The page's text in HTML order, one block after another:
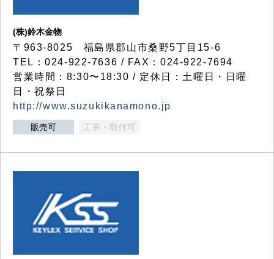
(株)鈴木金物
〒963-8025 福島県郡山市桑野5丁目15-6
TEL：024-922-7636 / FAX：024-922-7694
営業時間：8:30〜18:30 / 定休日：土曜日・日曜
日・祝祭日
http://www.suzukikanamono.jp
販売可 工事・取付可